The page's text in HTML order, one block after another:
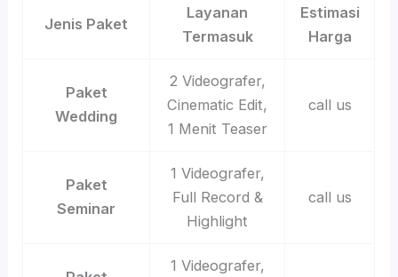
Jenis Paket
Layanan
Termasuk
Estimasi
Harga
Paket
Wedding
2 Videografer,
Cinematic Edit,
1 Menit Teaser
call us
Paket
Seminar
1 Videografer,
Full Record &
Highlight
call us
1 Videografer,